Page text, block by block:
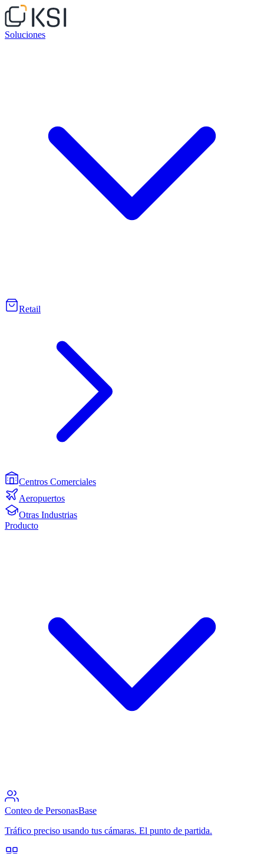
Soluciones
Retail
Centros Comerciales
Aeropuertos
Otras Industrias
Producto
Conteo de PersonasBase
Tráfico preciso usando tus cámaras. El punto de partida.